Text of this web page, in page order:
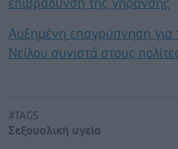
επιβράδυνση της γήρανσης
Αυξημένη επαγρύπνηση για
Νείλου συνιστά στους
#TAGS
Σεξουαλική υγεία